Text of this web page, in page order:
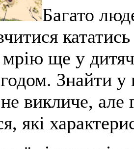
Багато
мрію ще у
Знайти
викличе, але
які